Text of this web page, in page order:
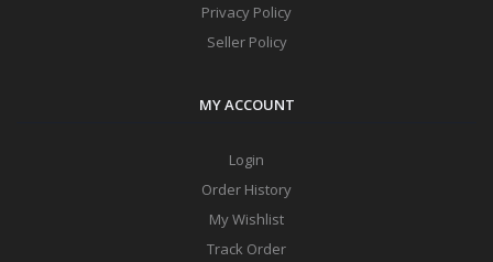
Privacy Policy
Seller Policy
MY ACCOUNT
Login
Order History
My Wishlist
Track Order